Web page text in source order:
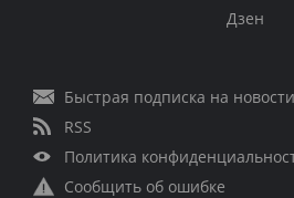
Дзен
Быстрая подписка на новости
RSS
Политика
Сообщить об ошибке